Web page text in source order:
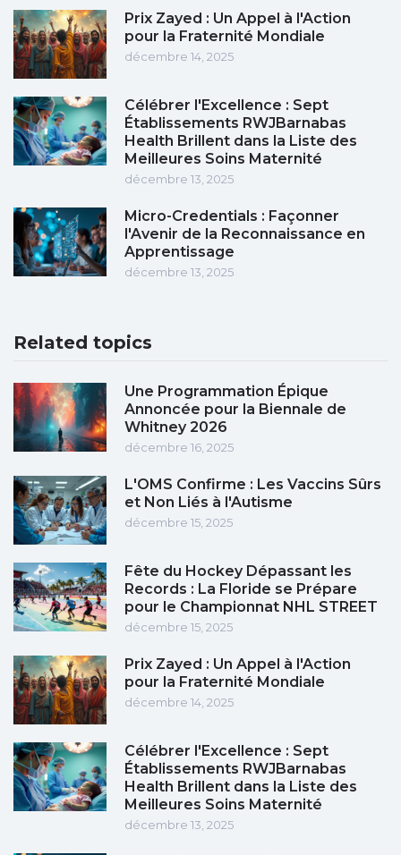
Prix Zayed : Un Appel à l'Action
pour la Fraternité Mondiale
décembre 14, 2025
Célébrer l'Excellence : Sept
Établissements RWJBarnabas
Health Brillent dans la Liste des
Meilleures Soins Maternité
décembre 13, 2025
Micro-Credentials : Façonner
l'Avenir de la Reconnaissance en
Apprentissage
décembre 13, 2025
Related topics
Une Programmation Épique
Annoncée pour la Biennale de
Whitney 2026
décembre 16, 2025
L'OMS Confirme : Les Vaccins Sûrs
et Non Liés à l'Autisme
décembre 15, 2025
Fête du Hockey Dépassant les
Records : La Floride se Prépare
pour le Championnat NHL STREET
décembre 15, 2025
Prix Zayed : Un Appel à l'Action
pour la Fraternité Mondiale
décembre 14, 2025
Célébrer l'Excellence : Sept
Établissements RWJBarnabas
Health Brillent dans la Liste des
Meilleures Soins Maternité
décembre 13, 2025